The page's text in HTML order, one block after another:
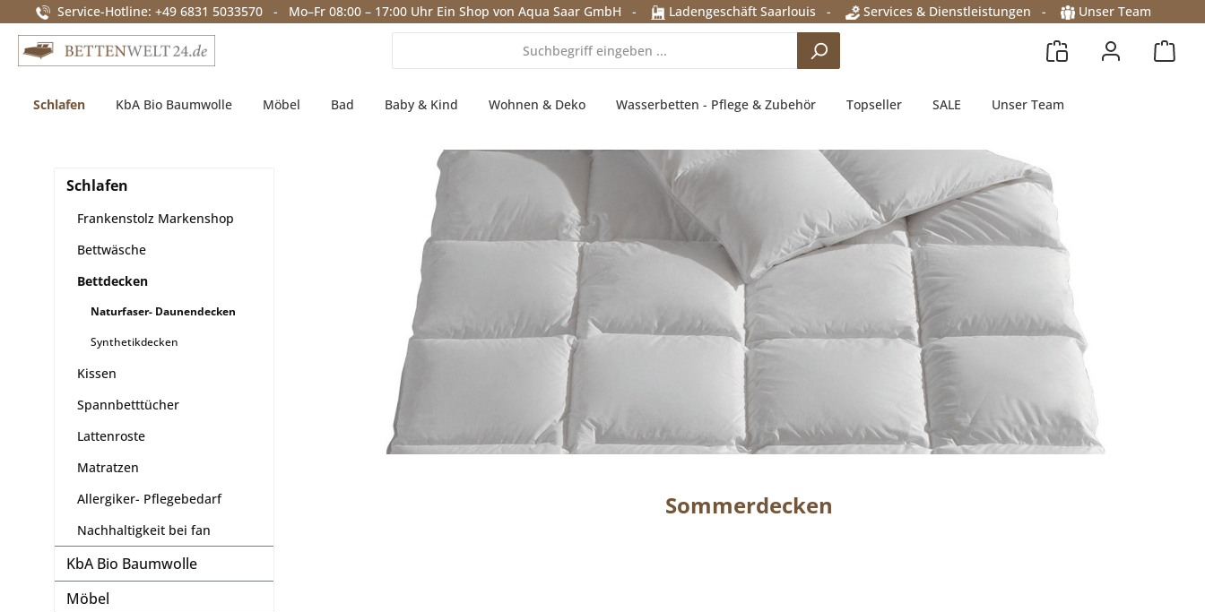
Zur Hauptnavigation springen
Service-Hotline: +49 6831 5033570 - Mo–Fr 08:00 – 17:00 Uhr Ein Shop von Aqua Saar GmbH - Ladengeschäft Saarlouis - Services & Dienstleistungen - Unser Team
Schlafen KbA Bio Baumwolle Möbel Bad Baby & Kind Wohnen & Deko Wasserbetten - Pflege & Zubehör Topseller SALE Unser Team
Schlafen
Frankenstolz Markenshop
Bettwäsche
Bettdecken
Naturfaser- Daunendecken
Synthetikdecken
Kissen
Spannbetttücher
Lattenroste
Matratzen
Allergiker- Pflegebedarf
Nachhaltigkeit bei fan
KbA Bio Baumwolle
Möbel
Sommerdecken